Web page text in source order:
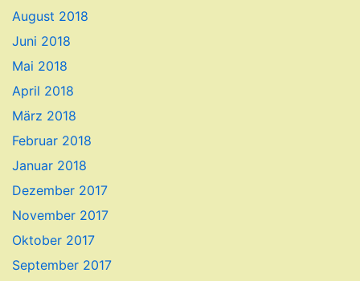
August 2018
Juni 2018
Mai 2018
April 2018
März 2018
Februar 2018
Januar 2018
Dezember 2017
November 2017
Oktober 2017
September 2017